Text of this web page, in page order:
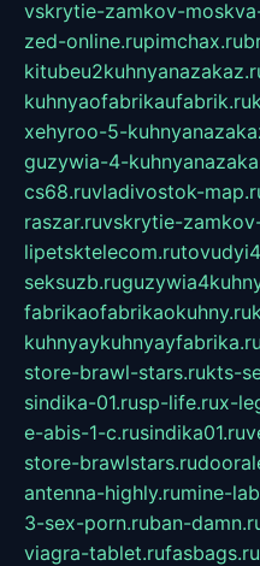
vskrytie-zamkov-
zed-online.rupimchax.ru
kuhnyaofabrikaufabrik.ru
xehyroo-5-
guzywia-4-
cs68.ruvladivostok-
raszar.ruvskrytie-
lipetsktelecom.ru
seksuzb.ru
fabrikaofabrikaokuhny.ru
kuhnyaykuhnyayfabrika.ru
store-brawl-stars.rukts-
sindika-01.rusp-life.rux-
e-abis-1-c.rusindika01.ru
store-brawlstars.ru
antenna-highly.rumine-
3-sex-porn.ruban-
viagra-tablet.rufasbags.ru